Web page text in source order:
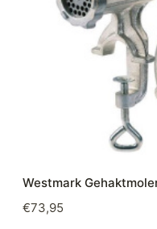
Westmark
€73,95